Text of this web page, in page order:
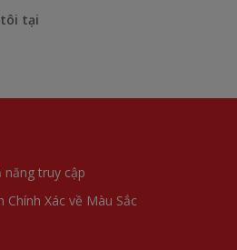
tại
năng truy cập
Chính Xác về Màu Sắc